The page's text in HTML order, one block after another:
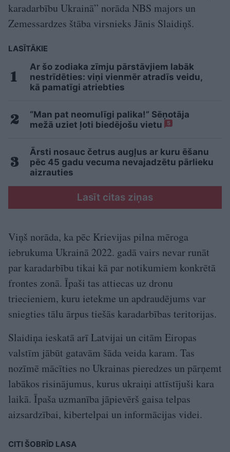
karadarbību Ukrainā” norāda NBS majors un
Zemessardzes štāba virsnieks Jānis Slaidiņš.
LASĪTĀKIE
Ar šo zodiaka zīmju pārstāvjiem labāk
nestrīdēties: viņi vienmēr atradīs veidu,
kā pamatīgi atriebties
“Man pat neomulīgi palika!” Sēņotāja
mežā uziet ļoti biedējošu vietu
5
Ārsti nosauc četrus augļus ar kuru ēšanu
pēc 45 gadu vecuma nevajadzētu pārlieku
aizrauties
Lasīt citas ziņas
Viņš norāda, ka pēc Krievijas pilna mēroga
iebrukuma Ukrainā 2022. gadā vairs nevar runāt
par karadarbību tikai kā par notikumiem konkrētā
frontes zonā. Īpaši tas attiecas uz dronu
triecieniem, kuru ietekme un apdraudējums var
sniegties tālu ārpus tiešās karadarbības teritorijas.
Slaidiņa ieskatā arī Latvijai un citām Eiropas
valstīm jābūt gatavām šāda veida karam. Tas
nozīmē mācīties no Ukrainas pieredzes un pārņemt
labākos risinājumus, kurus ukraiņi attīstījuši kara
laikā. Īpaša uzmanība jāpievērš gaisa telpas
aizsardzībai, kibertelpai un informācijas videi.
CITI ŠOBRĪD LASA